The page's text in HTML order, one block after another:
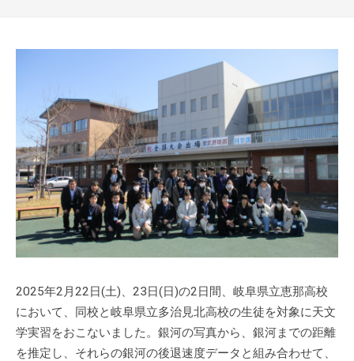
2025年2月22日(土)、23日(日)の2日間、岐阜県立恵那高校
において、同校と岐阜県立多治見北高校の生徒を対象に天文
学実習をおこないました。銀河の写真から、銀河までの距離
を推定し、それらの銀河の後退速度データと組み合わせて、